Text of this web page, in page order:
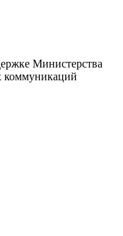
Министерства
коммуникаций